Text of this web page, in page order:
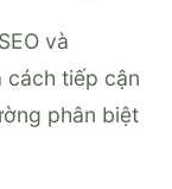
và
cách tiếp cận
phân biệt